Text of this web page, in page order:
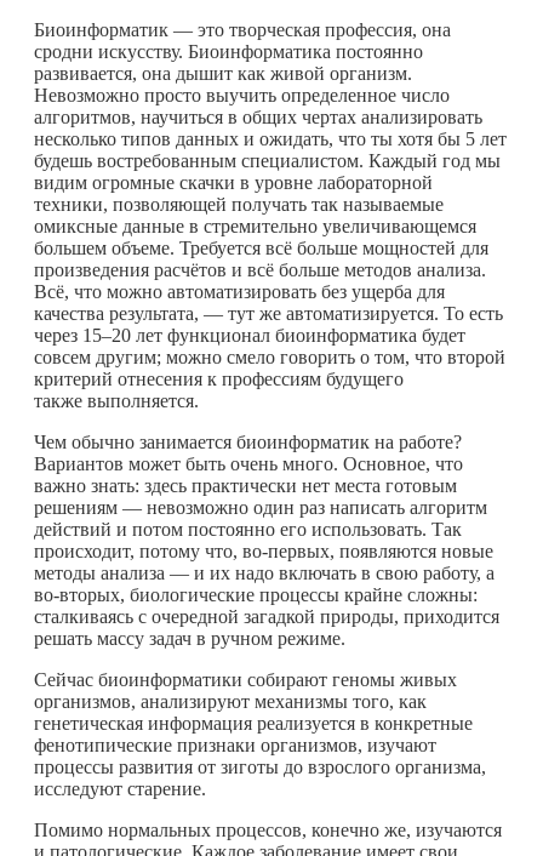
Биоинформатик — это творческая профессия, она
сродни искусству. Биоинформатика постоянно
развивается, она дышит как живой организм.
Невозможно просто выучить определенное число
алгоритмов, научиться в общих чертах анализировать
несколько типов данных и ожидать, что ты хотя бы 5 лет
будешь востребованным специалистом. Каждый год мы
видим огромные скачки в уровне лабораторной
техники, позволяющей получать так называемые
омиксные данные в стремительно увеличивающемся
большем объеме. Требуется всё больше мощностей для
произведения расчётов и всё больше методов анализа.
Всё, что можно автоматизировать без ущерба для
качества результата, — тут же автоматизируется. То есть
через 15–20 лет функционал биоинформатика будет
совсем другим; можно смело говорить о том, что второй
критерий отнесения к профессиям будущего
также выполняется.
Чем обычно занимается биоинформатик на работе?
Вариантов может быть очень много. Основное, что
важно знать: здесь практически нет места готовым
решениям — невозможно один раз написать алгоритм
действий и потом постоянно его использовать. Так
происходит, потому что, во-первых, появляются новые
методы анализа — и их надо включать в свою работу, а
во-вторых, биологические процессы крайне сложны:
сталкиваясь с очередной загадкой природы, приходится
решать массу задач в ручном режиме.
Сейчас биоинформатики собирают геномы живых
организмов, анализируют механизмы того, как
генетическая информация реализуется в конкретные
фенотипические признаки организмов, изучают
процессы развития от зиготы до взрослого организма,
исследуют старение.
Помимо нормальных процессов, конечно же, изучаются
и патологические. Каждое заболевание имеет свои